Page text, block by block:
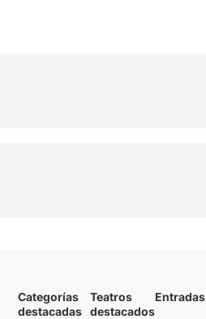
Categorías
destacadas
Teatros
destacados
Entradas